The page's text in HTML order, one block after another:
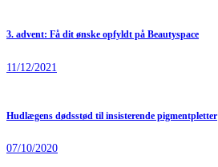
3. advent: Få dit ønske opfyldt på Beautyspace
11/12/2021
Hudlægens dødsstød til insisterende pigmentpletter
07/10/2020